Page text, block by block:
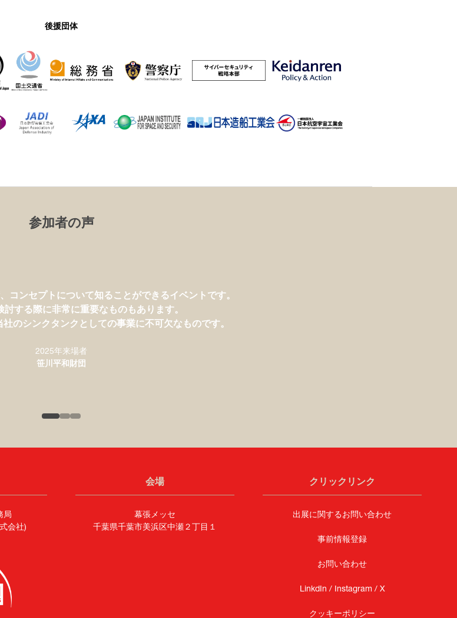
後援団体
参加者の声
コンセプトについて知ることができるイベントです。
討する際に非常に重要なものもあります。
のシンクタンクとしての事業に不可欠なものです。
2025年来場者
笹川平和財団
者や、取引につながりそうな方々とお会いでき、
指す当社にとって弾みとなりました。
、海外での関係構築により、
たな見地を提供することができます。
2025年出展者
局
会社)
会場
幕張メッセ
千葉県千葉市美浜区中瀬２丁目１
クリックリンク
出展に関するお問い合わせ
事前情報登録
お問い合わせ
LinkdIn / Instagram / X
クッキーポリシー